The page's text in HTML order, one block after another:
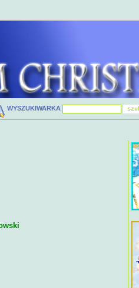
WYSZUKIWARKA